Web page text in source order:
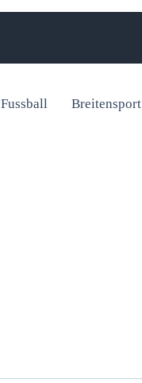
Fussball Breitensport